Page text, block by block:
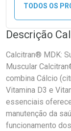
TODOS OS
Descrição
Calcitran® MDK:
Muscular
combina Cálcio
Vitamina D3 e
essenciais
manutenção da
funcionamento